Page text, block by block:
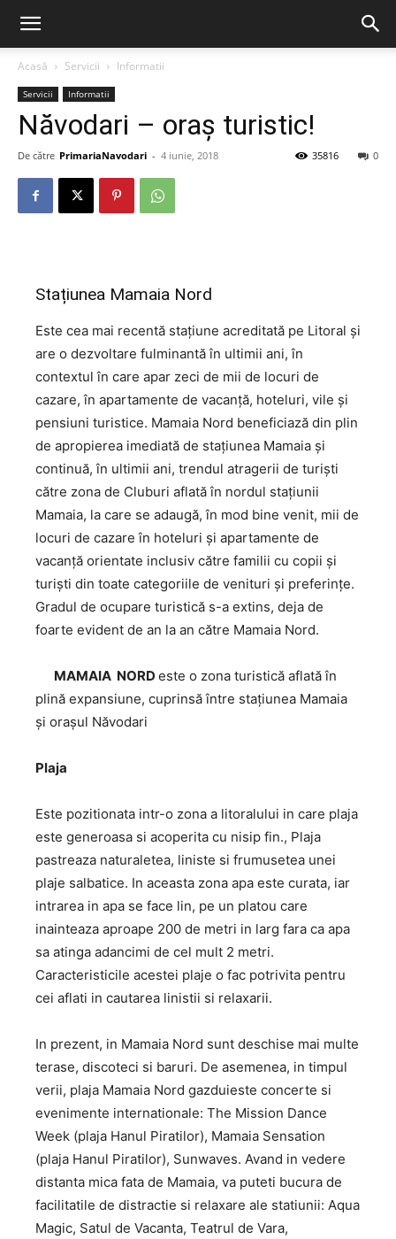
Acasă Servicii Informatii
Servicii Informatii
Năvodari – oraș turistic!
De către PrimariaNavodari - 4 iunie, 2018 0
35816
Stațiunea Mamaia Nord
Este cea mai recentă stațiune acreditată pe Litoral și
are o dezvoltare fulminantă în ultimii ani, în
contextul în care apar zeci de mii de locuri de
cazare, în apartamente de vacanță, hoteluri, vile și
pensiuni turistice. Mamaia Nord beneficiază din plin
de apropierea imediată de stațiunea Mamaia și
continuă, în ultimii ani, trendul atragerii de turiști
către zona de Cluburi aflată în nordul stațiunii
Mamaia, la care se adaugă, în mod bine venit, mii de
locuri de cazare în hoteluri și apartamente de
vacanță orientate inclusiv către familii cu copii și
turiști din toate categoriile de venituri și preferințe.
Gradul de ocupare turistică s-a extins, deja de
foarte evident de an la an către Mamaia Nord.
MAMAIA NORD este o zona turistică aflată în
plină expansiune, cuprinsă între stațiunea Mamaia
și orașul Năvodari
Plaja
Este pozitionata intr-o zona a litoralului in care plaja
este generoasa si acoperita cu nisip fin., Plaja
pastreaza naturaletea, liniste si frumusetea unei
plaje salbatice. In aceasta zona apa este curata, iar
intrarea in apa se face lin, pe un platou care
inainteaza aproape 200 de metri in larg fara ca apa
sa atinga adancimi de cel mult 2 metri.
Caracteristicile acestei plaje o fac potrivita pentru
cei aflati in cautarea linistii si relaxarii.
In prezent, in Mamaia Nord sunt deschise mai multe
terase, discoteci si baruri. De asemenea, in timpul
verii, plaja Mamaia Nord gazduieste concerte si
evenimente internationale: The Mission Dance
Week (plaja Hanul Piratilor), Mamaia Sensation
(plaja Hanul Piratilor), Sunwaves. Avand in vedere
distanta mica fata de Mamaia, va puteti bucura de
facilitatile de distractie si relaxare ale statiunii: Aqua
Magic, Satul de Vacanta, Teatrul de Vara,